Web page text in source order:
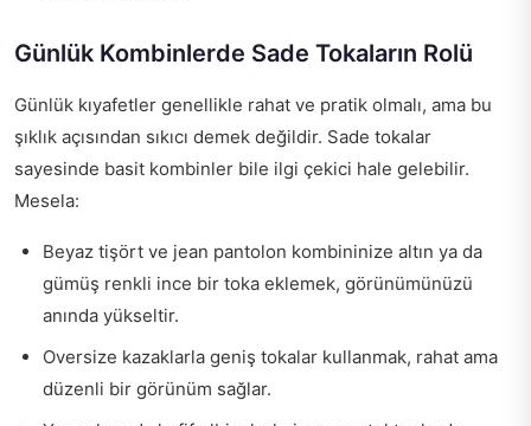
Günlük Kombinlerde Sade Tokaların Rolü
Günlük kıyafetler genellikle rahat ve pratik olmalı, ama bu
şıklık açısından sıkıcı demek değildir. Sade tokalar
sayesinde basit kombinler bile ilgi çekici hale gelebilir.
Mesela:
Beyaz tişört ve jean pantolon kombininize altın ya da
gümüş renkli ince bir toka eklemek, görünümünüzü
anında yükseltir.
Oversize kazaklarla geniş tokalar kullanmak, rahat ama
düzenli bir görünüm sağlar.